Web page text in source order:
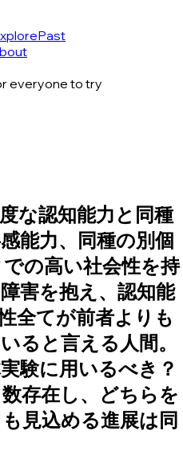
Past
everyone to try
な認知能力と同種
能力、同種の別個
の高い社会性を持
害を抱え、認知能
全てが前者よりも
ると言える人間。
験に用いるべき？
存在し、どちらを
見込める進展は同